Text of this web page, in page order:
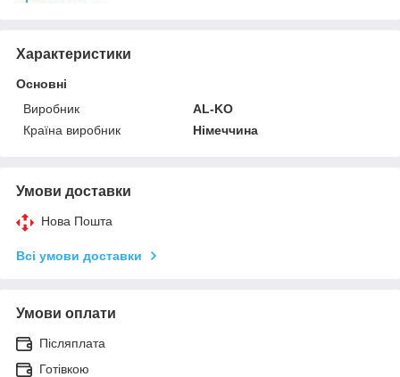
Характеристики
Основні
Виробник
AL-KO
Країна виробник
Німеччина
Умови доставки
Нова Пошта
Всі умови доставки
Умови оплати
Післяплата
Готівкою